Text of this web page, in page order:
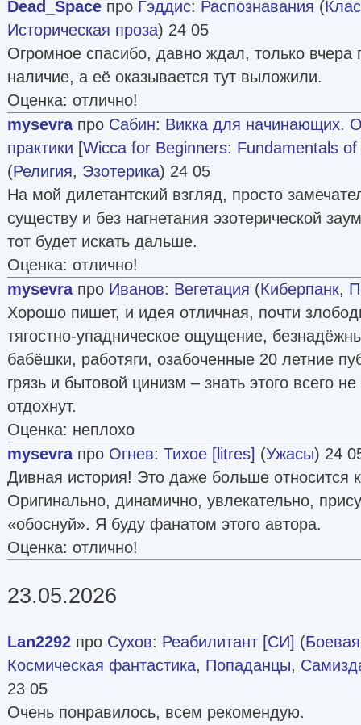
Dead_Space про Гэддис: Распознавания (
Историческая проза) 24 05
Огромное спасибо, давно ждал, только вчера
наличие, а её оказывается тут выложили.
Оценка: отлично!
mysevraпро Сабин: Викка для начинающих.
практики [Wicca for Beginners: Fundamentals
(Религия, Эзотерика) 24 05
На мой дилетантский взгляд, просто
существу и без нагнетания эзотерической
тот будет искать дальше.
Оценка: отлично!
mysevraпро Иванов: Вегетация (Киберпанк,
Хорошо пишет, и идея отличная, почти
тягостно-упадническое ощущение,
бабёшки, работяги, озабоченные 20 летние
грязь и бытовой цинизм – знать этого всего
отдохнут.
Оценка: неплохо
mysevraпро Огнев: Тихое [litres] (Ужасы) 24
Дивная история! Это даже больше относится
Оригинально, динамично, увлекательно,
«обоснуй». Я буду фанатом этого автора.
Оценка: отлично!
23.05.2026
Lan2292 про Сухов: Реабилитант [СИ] (
Космическая фантастика, Попаданцы,
23 05
Очень понравилось, всем рекомендую.